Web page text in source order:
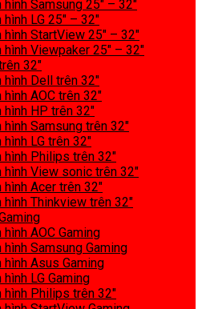
hình Samsung 25″ – 32″
hình LG 25″ – 32″
hình StartView 25″ – 32″
hình Viewpaker 25″ – 32″
32″
hình Dell trên 32″
hình AOC trên 32″
hình HP trên 32″
hình Samsung trên 32″
hình LG trên 32″
hình Philips trên 32″
hình View sonic trên 32″
hình Acer trên 32″
hình Thinkview trên 32″
hình AOC Gaming
hình Samsung Gaming
hình Asus Gaming
hình LG Gaming
hình Philips trên 32″